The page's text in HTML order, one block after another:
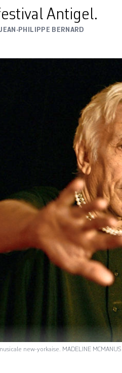
Antigel.
JEAN-PHILIPPE BERNARD
new-yorkaise. MADELINE MCMANUS